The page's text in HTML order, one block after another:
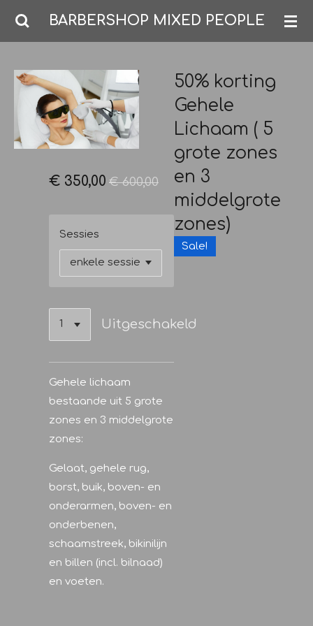
Ga
de
hoofdinhoud
BARBERSHOP MIXED PEOPLE
50% korting
Gehele
Lichaam ( 5
grote zones
en 3
middelgrote
zones)
Sale!
€ 350,00 € 600,00
Sessies
Uitgeschakeld
Gehele lichaam
bestaande uit 5 grote
zones en 3 middelgrote
zones:
Gelaat, gehele rug,
borst, buik, boven- en
onderarmen, boven- en
onderbenen,
schaamstreek, bikinilijn
en billen (incl. bilnaad)
en voeten.